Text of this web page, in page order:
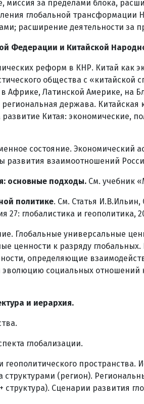
миссия за пределами блока,
глобальной
расширение деятельности за
Федерации и Китайской
реформ в КНР. Китай
общества с
Африке, Латинской Америке,
держава.
Китая: экономические,
состояние.
развития взаимоотношений
основные подходы. См. учебник
политике. См. Статья
глобалистика и геополитика,
Глобальные универсальные
ценности к разряду
определяющие
социальных
и иерархия.
глобализации.
пространства.
(регион).
структура). Сценарии развития